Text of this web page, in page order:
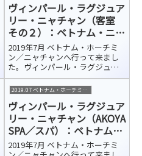
ヴィンパール・ラグジュア
リー・ニャチャン（客室
その２）：ベトナム・ニャ
チャン 宿泊ホテル紹介
2019年7月 ベトナム・ホーチミ
ン／ニャチャンへ行って来まし
た。ヴィンパール・ラグジュア
リー・ニャチャン（Vinpearl
Luxury NhaTrang）今回の宿泊ホ
テルはカムラン国際空港から車
で約45分、さらにフェリーで10
分ほどのホ...
2019.07 ベトナム・ホーチミン/ニャチャン
ヴィンパール・ラグジュア
リー・ニャチャン（AKOYA
SPA／スパ）：ベトナム・
ニャチャン 宿泊ホテル紹
2019年7月 ベトナム・ホーチミ